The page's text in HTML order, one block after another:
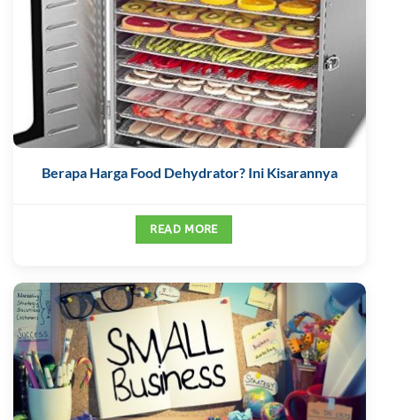
Berapa Harga Food Dehydrator? Ini Kisarannya
READ MORE